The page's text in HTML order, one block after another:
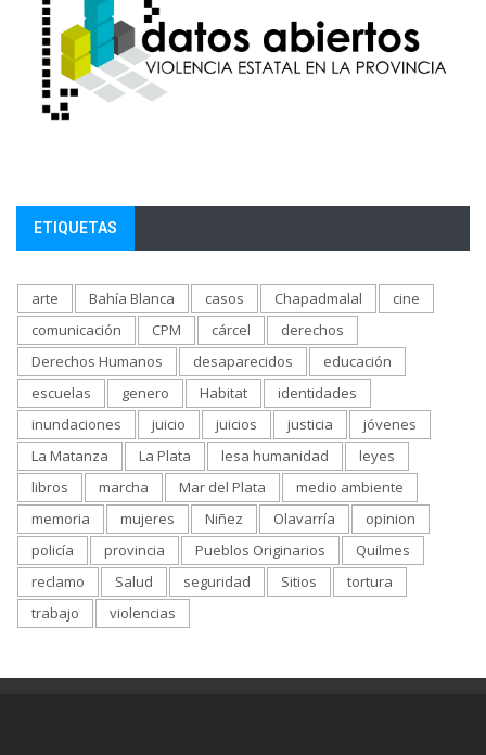
ETIQUETAS
arte Bahía Blanca casos Chapadmalal
cine
comunicación
CPM cárcel
derechos
Derechos Humanos
desaparecidos
educación
escuelas
genero Habitat
identidades
inundaciones
juicio juicios justicia
jóvenes
La Matanza
La Plata lesa humanidad
leyes
libros
marcha Mar del Plata
medio ambiente
memoria
mujeres Niñez Olavarría
opinion
policía
provincia Pueblos Originarios
Quilmes
reclamo
Salud seguridad Sitios
tortura
trabajo
violencias